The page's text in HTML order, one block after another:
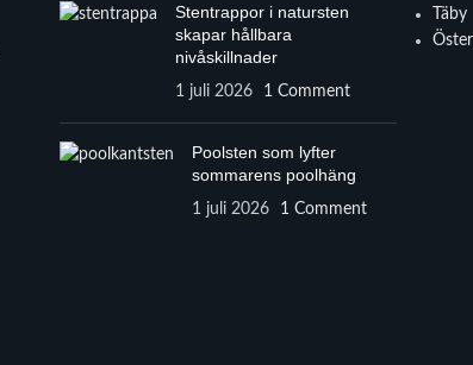
Stentrappor i natursten
skapar hållbara
nivåskillnader
1 juli 2026 1 Comment
Poolsten som lyfter
sommarens poolhäng
1 juli 2026 1 Comment
Täby